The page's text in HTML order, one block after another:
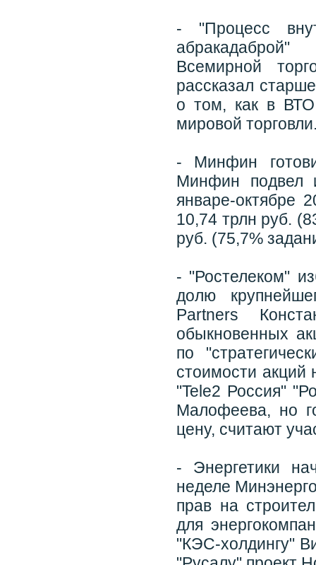
- "Процесс
Всемирной
рассказал
о том, как в ВТО
мировой
- Минфин
Минфин подвел
январе-октябре
10,74 трлн руб.
руб. (75,7%
- "Ростелеком"
долю
Partners
обыкновенных
по
стоимости
"Tele2 Россия"
Малофеева, но
цену, считают
- Энергетики
неделе
прав на
для
"КЭС-холдингу"